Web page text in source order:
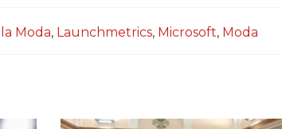
Moda, Launchmetrics, Microsoft, Moda